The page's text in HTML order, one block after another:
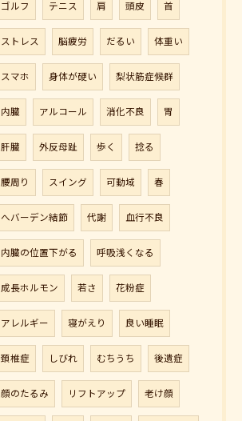
ゴルフ テニス 肩 頭皮 首
ストレス 脳疲労 だるい 体重い
スマホ 身体が硬い 梨状筋症候群
内臓 アルコール 消化不良 胃
肝臓 外反母趾 歩く 捻る
腰周り スイング 可動域 春
へバーデン結節 代謝 血行不良
内臓の位置下がる 呼吸浅くなる
成長ホルモン 若さ 花粉症
アレルギー 寝がえり 良い睡眠
頚椎症 しびれ むちうち 後遺症
顔のたるみ リフトアップ 老け顔
ご予約はこちら